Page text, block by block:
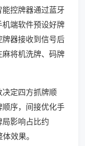
控牌器通过蓝牙
端软件预设好牌
器接收到信号后
将机洗牌、码牌
定四方抓牌顺
序，间接优化手
影响占比约
效果。